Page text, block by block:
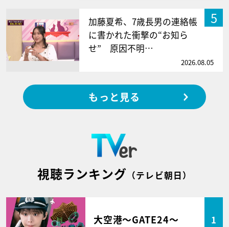
5
加藤夏希、7歳長男の連絡帳
に書かれた衝撃の“お知ら
せ” 原因不明…
2026.08.05
もっと見る
視聴ランキング （テレビ朝日）
大空港～GATE24～ 1